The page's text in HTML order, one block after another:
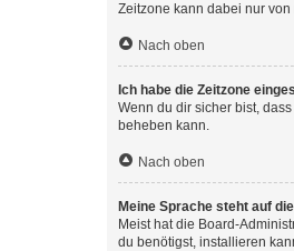
Zeitzone kann dabei nur
Nach oben
Ich habe die Zeitzone
Wenn du dir sicher bist,
beheben kann.
Nach oben
Meine Sprache steht auf
Meist hat die Board-
du benötigst, installieren